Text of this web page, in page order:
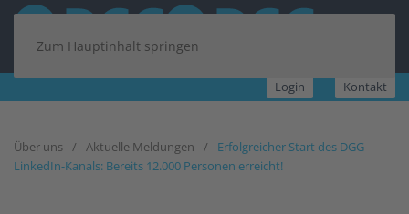
Zum Hauptinhalt springen
Login Kontakt
Über uns Aktuelle Meldungen
Erfolgreicher Start des DGG-
LinkedIn-Kanals: Bereits 12.000 Personen erreicht!